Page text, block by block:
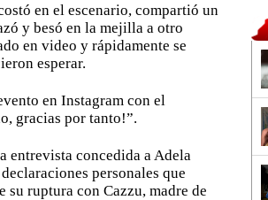
en el escenario, compartió un
y besó en la mejilla a otro
en video y rápidamente se
esperar.
en Instagram con el
gracias por tanto!”.
entrevista concedida a Adela
personales que
ruptura con Cazzu, madre de